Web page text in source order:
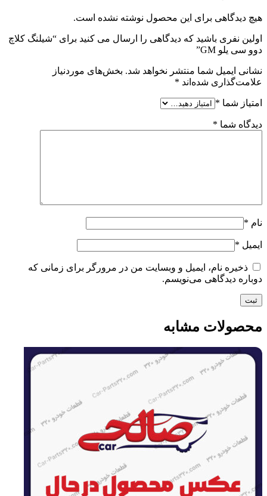
هیچ دیدگاهی برای این محصول نوشته نشده است.
اولین نفری باشید که دیدگاهی را ارسال می کنید برای “شیلنگ کلاچ
دوو سی یلو GM”
نشانی ایمیل شما منتشر نخواهد شد. بخش‌های موردنیاز
علامت‌گذاری شده‌اند *
امتیاز شما *
دیدگاه شما *
نام *
ایمیل *
ذخیره نام، ایمیل و وبسایت من در مرورگر برای زمانی که
دوباره دیدگاهی می‌نویسم.
محصولات مشابه